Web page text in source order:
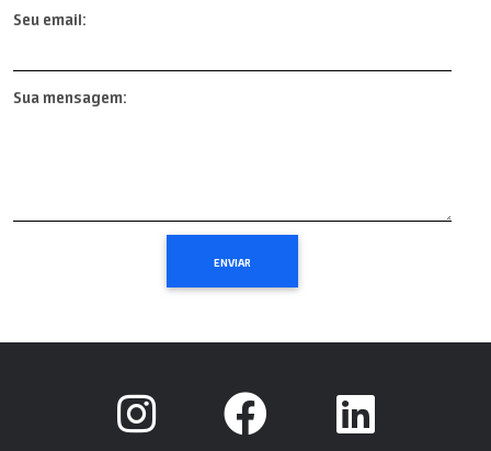
Seu email:
Sua mensagem: